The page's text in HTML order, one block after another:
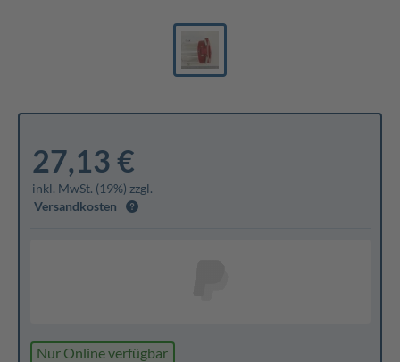
27,13 €
inkl. MwSt. (19%) zzgl.
Versandkosten
Nur Online verfügbar